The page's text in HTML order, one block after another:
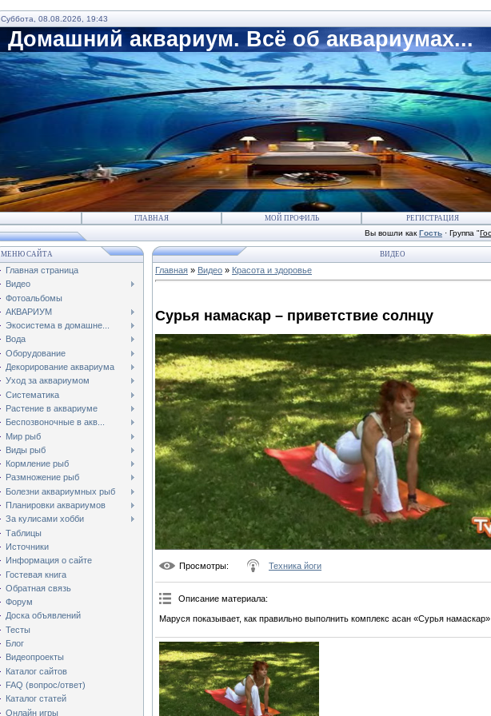
Суббота, 08.08.2026, 19:43
Домашний аквариум. Всё об аквариумах...
ГЛАВНАЯ МОЙ ПРОФИЛЬ РЕГИСТРАЦИЯ
Вы вошли как Гость · Группа "
МЕНЮ САЙТА
Главная страница
Видео
Фотоальбомы
АКВАРИУМ
Экосистема в домашне...
Вода
Оборудование
Декорирование аквариума
Уход за аквариумом
Систематика
Растение в аквариуме
Беспозвоночные в акв...
Мир рыб
Виды рыб
Кормление рыб
Размножение рыб
Болезни аквариумных рыб
Планировки аквариумов
За кулисами хобби
Таблицы
Источники
Информация о сайте
Гостевая книга
Обратная связь
Форум
Доска объявлений
Тесты
Блог
Видеопроекты
Каталог сайтов
FAQ (вопрос/ответ)
Каталог статей
Онлайн игры
ВИДЕО
Главная » Видео » Красота и здоровье
Сурья намаскар – приветствие солнцу
Просмотры: Техника йоги
Описание материала:
Маруся показывает, как правильно выполнить комплекс асан «Сурья